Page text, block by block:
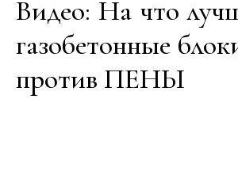
Видео: На что
газобетонные
против ПЕНЫ